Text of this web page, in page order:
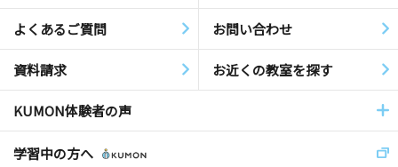
よくあるご質問 お問い合わせ
資料請求 お近くの教室を探す
KUMON体験者の声
学習中の方へ